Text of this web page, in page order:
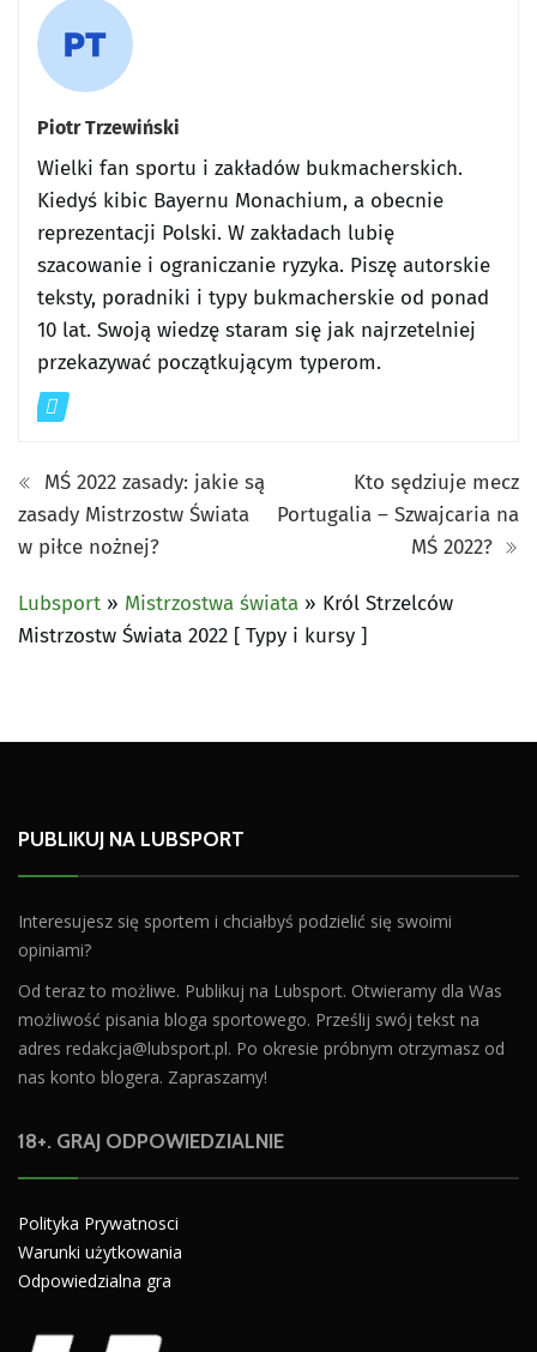
Piotr Trzewiński
Wielki fan sportu i zakładów bukmacherskich.
Kiedyś kibic Bayernu Monachium, a obecnie
reprezentacji Polski. W zakładach lubię
szacowanie i ograniczanie ryzyka. Piszę autorskie
teksty, poradniki i typy bukmacherskie od ponad
10 lat. Swoją wiedzę staram się jak najrzetelniej
przekazywać początkującym typerom.
MŚ 2022 zasady: jakie są
zasady Mistrzostw Świata
w piłce nożnej?
Kto sędziuje mecz
Portugalia – Szwajcaria na
MŚ 2022?
Lubsport » Mistrzostwa świata » Król Strzelców
Mistrzostw Świata 2022 [ Typy i kursy ]
PUBLIKUJ NA LUBSPORT
Interesujesz się sportem i chciałbyś podzielić się swoimi
opiniami?
Od teraz to możliwe. Publikuj na Lubsport. Otwieramy dla Was
możliwość pisania bloga sportowego. Prześlij swój tekst na
adres redakcja@lubsport.pl. Po okresie próbnym otrzymasz od
nas konto blogera. Zapraszamy!
18+. GRAJ ODPOWIEDZIALNIE
Polityka Prywatnosci
Warunki użytkowania
Odpowiedzialna gra